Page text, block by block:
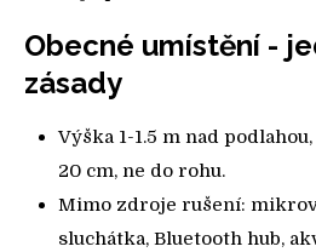
Obecné umístění -
zásady
Výška 1-1.5 m nad
20 cm, ne do rohu.
Mimo zdroje rušení:
sluchátka, Bluetooth hub,